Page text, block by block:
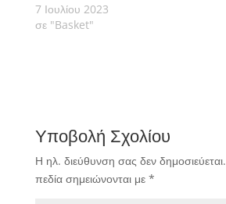
7 Ιουλίου 2023
σε "Basket"
Υποβολή Σχολίου
Η ηλ. διεύθυνση σας δεν δημοσιεύεται.
πεδία σημειώνονται με *